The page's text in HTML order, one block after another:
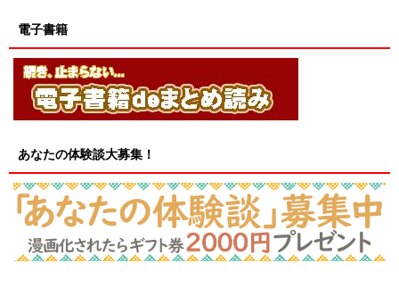
電子書籍
あなたの体験談大募集！